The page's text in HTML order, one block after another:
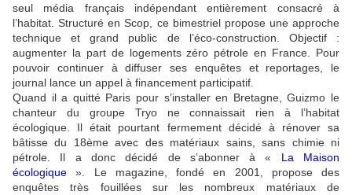
seul média français indépendant entièrement consacré à
l’habitat. Structuré en Scop, ce bimestriel propose une approche
technique et grand public de l’éco-construction. Objectif :
augmenter la part de logements zéro pétrole en France. Pour
pouvoir continuer à diffuser ses enquêtes et reportages, le
journal lance un appel à financement participatif.
Quand il a quitté Paris pour s’installer en Bretagne, Guizmo le
chanteur du groupe Tryo ne connaissait rien à l’habitat
écologique. Il était pourtant fermement décidé à rénover sa
bâtisse du 18ème avec des matériaux sains, sans chimie ni
pétrole. Il a donc décidé de s’abonner à « La Maison
écologique ». Le magazine, fondé en 2001, propose des
enquêtes très fouillées sur les nombreux matériaux de